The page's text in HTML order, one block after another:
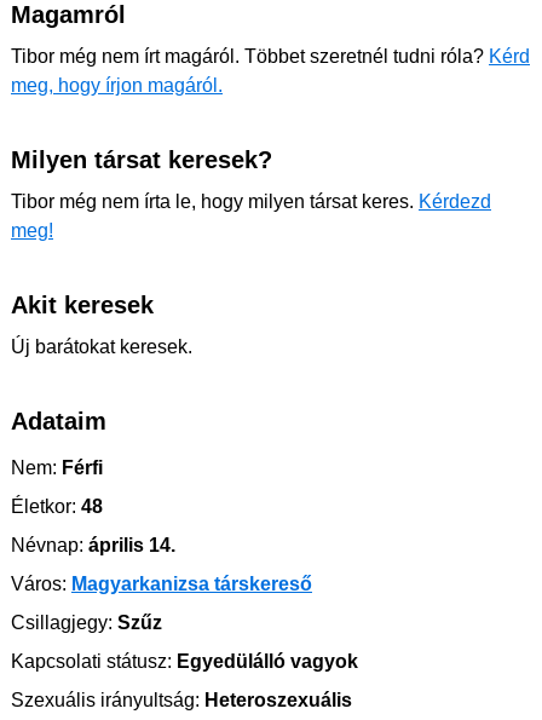
Magamról
Tibor még nem írt magáról. Többet szeretnél tudni róla? Kérd
meg, hogy írjon magáról.
Milyen társat keresek?
Tibor még nem írta le, hogy milyen társat keres. Kérdezd
meg!
Akit keresek
Új barátokat keresek.
Adataim
Nem: Férfi
Életkor: 48
Névnap: április 14.
Város: Magyarkanizsa társkereső
Csillagjegy: Szűz
Kapcsolati státusz: Egyedülálló vagyok
Szexuális irányultság: Heteroszexuális